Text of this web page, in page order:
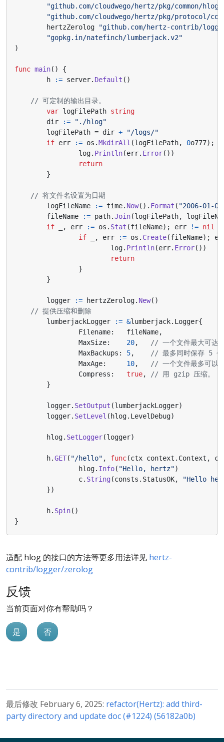
"github.com/cloudwego/hertz/pkg/common/hlog"
"github.com/cloudwego/hertz/pkg/protocol/
hertzZerolog
"github.com/hertz-contrib/
"gopkg.in/natefinch/lumberjack.v2"
)
func main()
{
h
:= server. Default ()
// 可定制的输出目录。
var logFilePath string
dir
:=
"./hlog"
logFilePath = dir +
"/logs/"
if err := os .MkdirAll (logFilePath, 0o777);
log. Println(err. Error())
return
}
// 将文件名设置为日期
logFileName
:= time. Now(). Format ( "2006-01-
fileName
:= path.Join(logFilePath,
if
, err := os . Stat (fileName); err != nil
if
, err := os . Create(fileName);
log. Println(err. Error())
return
}
}
logger := hertzZerolog. New()
// 提供压缩和删除
lumberjackLogger
:= &lumberjack. Logger{
Filename: fileName,
MaxSize: 20,
// 一个文件最大可达
MaxBackups : 5,
// 最多同时保存 5 个
MaxAge: 10,
// 一个文件最多可以
Compress : true,
// 用 gzip 压缩。
}
logger. SetOutput (lumberjackLogger)
logger. SetLevel ( hlog. LevelDebug)
hlog. SetLogger(logger)
h.GET( "/hello" , func(ctx context . Context , c
hlog. Info( "Hello, hertz")
c. String(consts . StatusOK,
"Hello
})
h. Spin()
}
适配 hlog 的接口的方法等更多用法详见 hertz-
contrib/logger/zerolog
反馈
当前页面对你有帮助吗？
是 否
最后修改 February 6, 2025: refactor(Hertz): add third-
party directory and update doc (#1224) (56182a0b)